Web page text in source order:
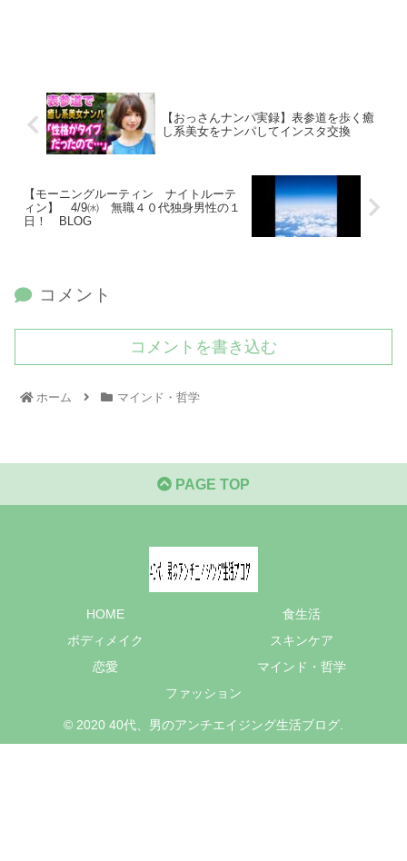
【おっさんナンパ実録】表参道を歩く癒
し系美女をナンパしてインスタ交換
【モーニングルーティン ナイトルーテ
ィン】 4/9㈬ 無職４０代独身男性の１
日！ BLOG
コメント
コメントを書き込む
ホーム マインド・哲学
PAGE TOP
HOME
食生活
ボディメイク
スキンケア
恋愛
マインド・哲学
ファッション
© 2020 40代、男のアンチエイジング生活ブログ.